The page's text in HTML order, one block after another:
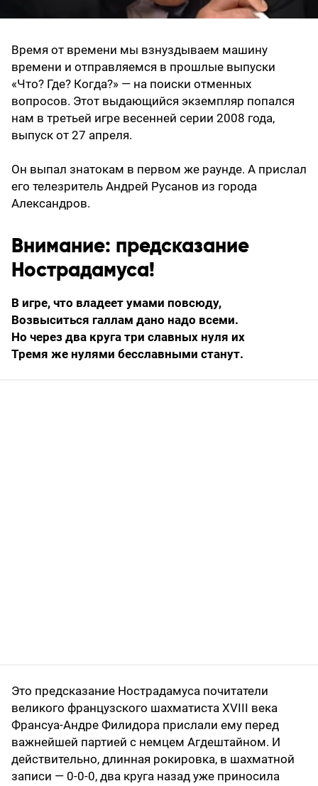
Время от времени мы взнуздываем машину
времени и отправляемся в прошлые выпуски
«Что? Где? Когда?» — на поиски отменных
вопросов. Этот выдающийся экземпляр попался
нам в третьей игре весенней серии 2008 года,
выпуск от 27 апреля.
Он выпал знатокам в первом же раунде. А прислал
его телезритель Андрей Русанов из города
Александров.
Внимание: предсказание
Нострадамуса!
В игре, что владеет умами повсюду,
Возвыситься галлам дано надо всеми.
Но через два круга три славных нуля их
Тремя же нулями бесславными станут.
Это предсказание Нострадамуса почитатели
великого французского шахматиста XVIII века
Франсуа-Андре Филидора прислали ему перед
важнейшей партией с немцем Агдештайном. И
действительно, длинная рокировка, в шахматной
записи — 0-0-0, два круга назад уже приносила